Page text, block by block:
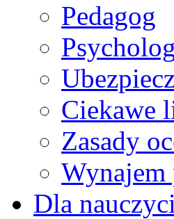
Pedagog
Psycholog
Ciekawe
Zasady
Wynajem
Dla